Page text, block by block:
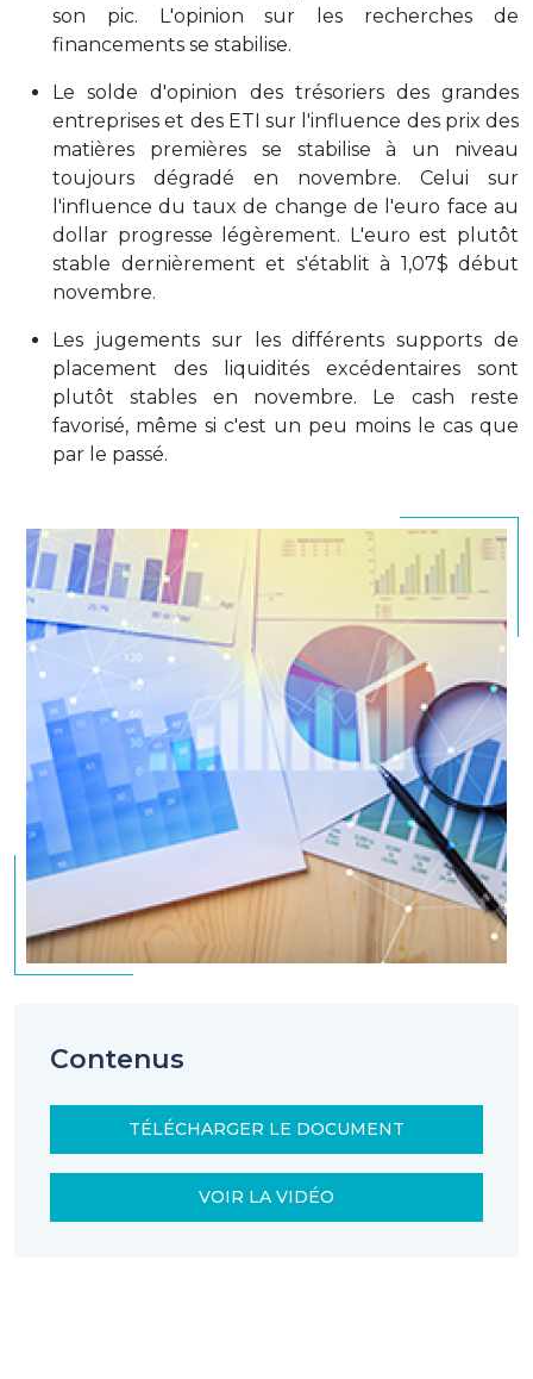
son pic. L'opinion sur les recherches de
financements se stabilise.
Le solde d'opinion des trésoriers des grandes
entreprises et des ETI sur l'influence des prix des
matières premières se stabilise à un niveau
toujours dégradé en novembre. Celui sur
l'influence du taux de change de l'euro face au
dollar progresse légèrement. L'euro est plutôt
stable dernièrement et s'établit à 1,07$ début
novembre.
Les jugements sur les différents supports de
placement des liquidités excédentaires sont
plutôt stables en novembre. Le cash reste
favorisé, même si c'est un peu moins le cas que
par le passé.
Contenus
TÉLÉCHARGER LE DOCUMENT
VOIR LA VIDÉO